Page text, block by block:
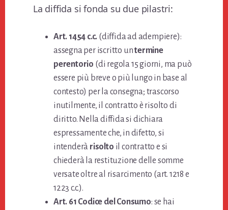
La diffida si fonda su due pilastri:
Art. 1454 c.c. (diffida ad adempiere):
assegna per iscritto untermine
perentorio (di regola 15 giorni, ma può
essere più breve o più lungo in base al
contesto) per la consegna; trascorso
inutilmente, il contratto è risolto di
diritto. Nella diffida si dichiara
espressamente che, in difetto, si
intenderà risolto il contratto e si
chiederà la restituzione delle somme
versate oltre al risarcimento (art. 1218 e
1223 c.c.).
Art. 61 Codice del Consumo: se hai